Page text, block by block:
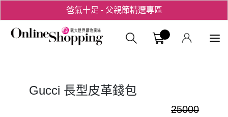
爸氣十足 - 父親節精選專區
用心愛你！七夕星選禮遇！義大購物
Gucci 長型皮革錢包
25000